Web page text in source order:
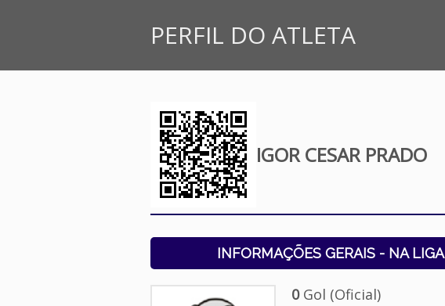
PERFIL DO ATLETA
IGOR CESAR PRADO
INFORMAÇÕES GERAIS - NA LIGA
0Gol (Oficial)